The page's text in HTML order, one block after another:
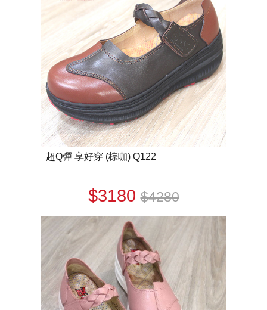
超Q彈 享好穿 (棕咖) Q122
$3180$4280